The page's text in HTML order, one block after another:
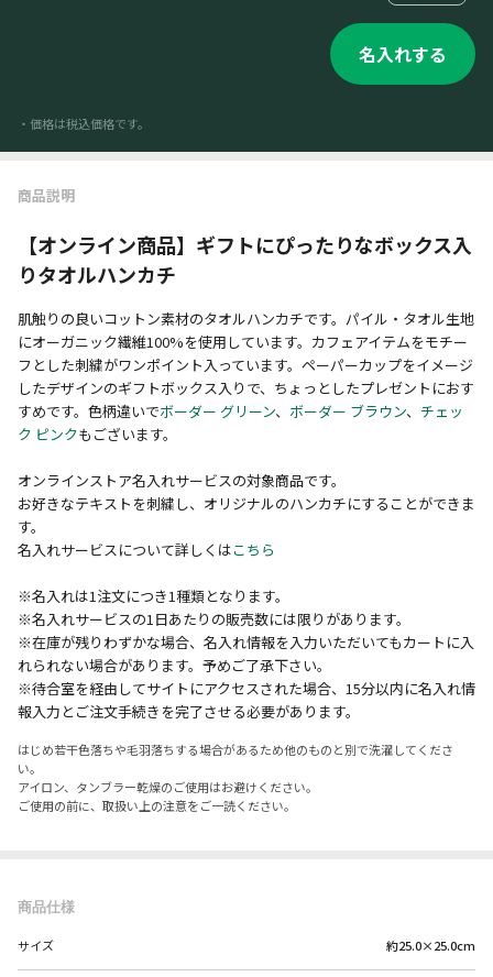
名入れする
・価格は税込価格です。
商品説明
【オンライン商品】ギフトにぴったりなボックス入
りタオルハンカチ
肌触りの良いコットン素材のタオルハンカチです。パイル・タオル生地
にオーガニック繊維100%を使用しています。カフェアイテムをモチー
フとした刺繍がワンポイント入っています。ペーパーカップをイメージ
したデザインのギフトボックス入りで、ちょっとしたプレゼントにおす
すめです。色柄違いでボーダー グリーン、 ボーダー ブラウン、 チェッ
ク ピンクもございます。
オンラインストア名入れサービスの対象商品です。
お好きなテキストを刺繍し、オリジナルのハンカチにすることができま
す。
名入れサービスについて詳しくはこちら
※名入れは1注文につき1種類となります。
※名入れサービスの1日あたりの販売数には限りがあります。
※在庫が残りわずかな場合、名入れ情報を入力いただいてもカートに入
れられない場合があります。予めご了承下さい。
※待合室を経由してサイトにアクセスされた場合、15分以内に名入れ情
報入力とご注文手続きを完了させる必要があります。
はじめ若干色落ちや毛羽落ちする場合があるため他のものと別で洗濯してくださ
い。
アイロン、タンブラー乾燥のご使用はお避けください。
ご使用の前に、取扱い上の注意をご一読ください。
商品仕様
サイズ 約25.0×25.0cm